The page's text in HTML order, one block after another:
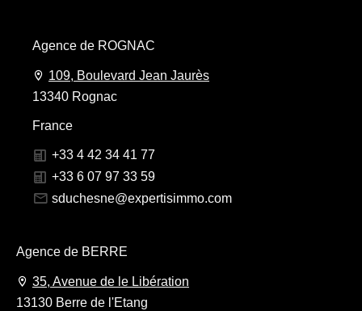
Agence de ROGNAC
109, Boulevard Jean Jaurès
13340 Rognac
France
+33 4 42 34 41 77
+33 6 07 97 33 59
sduchesne@expertisimmo.com
Agence de BERRE
35, Avenue de le Libération
13130 Berre de l'Etang